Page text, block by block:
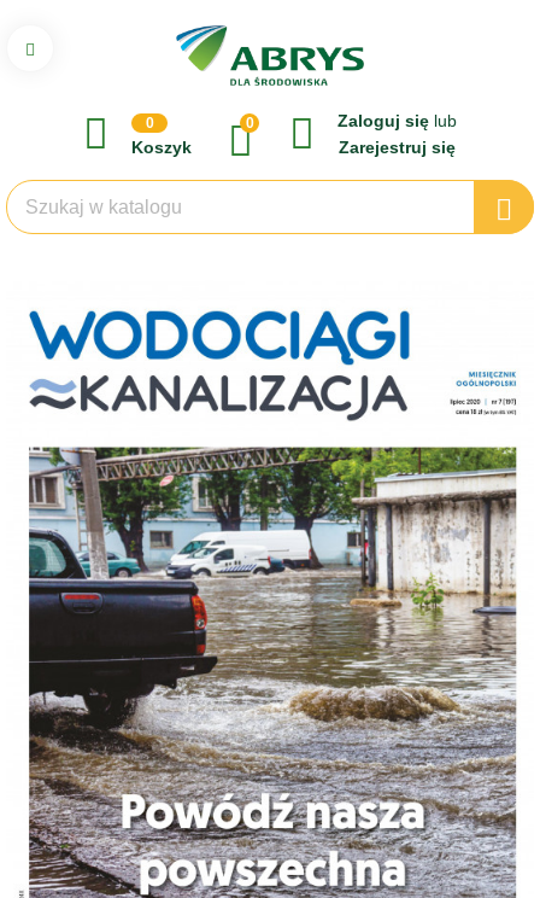
0
Koszyk
0 Zaloguj się lub
Zarejestruj się